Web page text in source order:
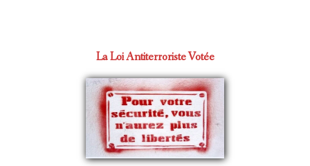
La Loi Antiterroriste Votée